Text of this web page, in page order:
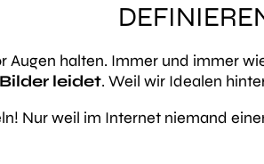
Augen halten. Immer und immer
leidet. Weil wir Idealen
Nur weil im Internet niemand